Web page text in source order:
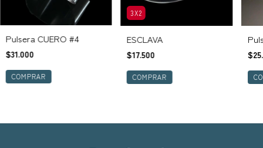
Pulsera CUERO #4
$31.000
COMPRAR
3X2
ESCLAVA
$17.500